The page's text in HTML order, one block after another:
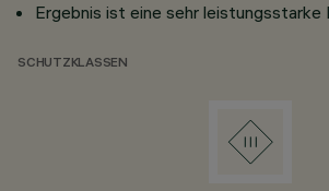
Ergebnis ist eine sehr
SCHUTZKLASSEN